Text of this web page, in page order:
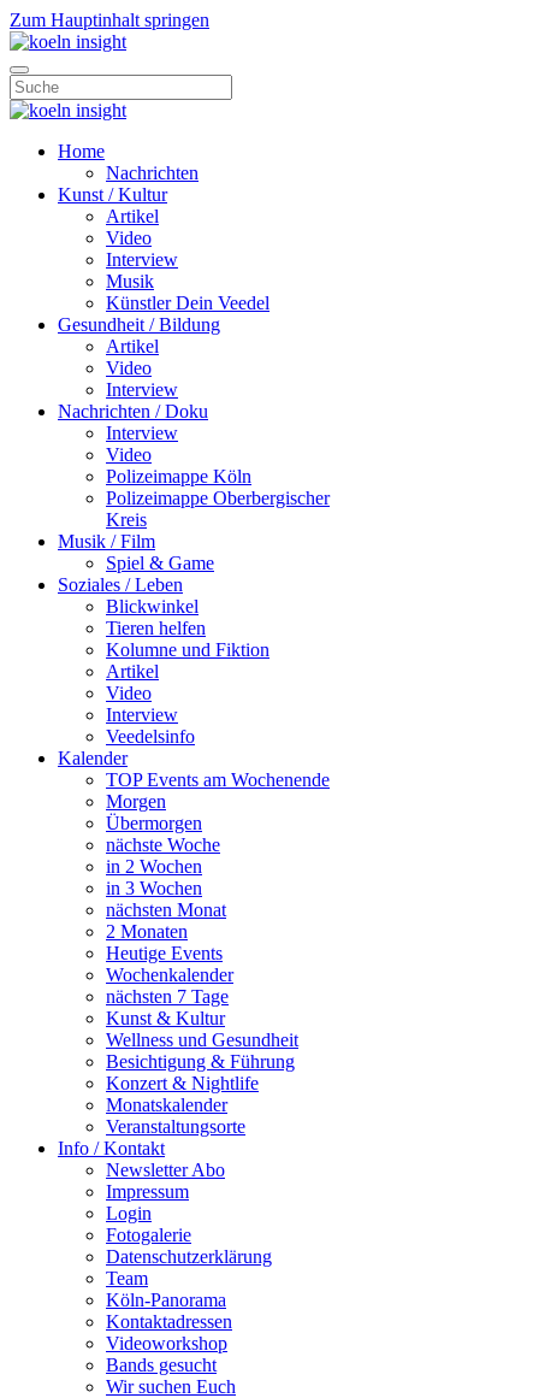
Zum Hauptinhalt springen
Home
Nachrichten
Kunst / Kultur
Artikel
Video
Interview
Musik
Künstler Dein Veedel
Gesundheit / Bildung
Artikel
Video
Interview
Nachrichten / Doku
Interview
Video
Polizeimappe Köln
Polizeimappe Oberbergischer
Kreis
Musik / Film
Spiel & Game
Soziales / Leben
Blickwinkel
Tieren helfen
Kolumne und Fiktion
Artikel
Video
Interview
Veedelsinfo
Kalender
TOP Events am Wochenende
Morgen
Übermorgen
nächste Woche
in 2 Wochen
in 3 Wochen
nächsten Monat
2 Monaten
Heutige Events
Wochenkalender
nächsten 7 Tage
Kunst & Kultur
Wellness und Gesundheit
Besichtigung & Führung
Konzert & Nightlife
Monatskalender
Veranstaltungsorte
Info / Kontakt
Newsletter Abo
Impressum
Login
Fotogalerie
Datenschutzerklärung
Team
Köln-Panorama
Kontaktadressen
Videoworkshop
Bands gesucht
Wir suchen Euch